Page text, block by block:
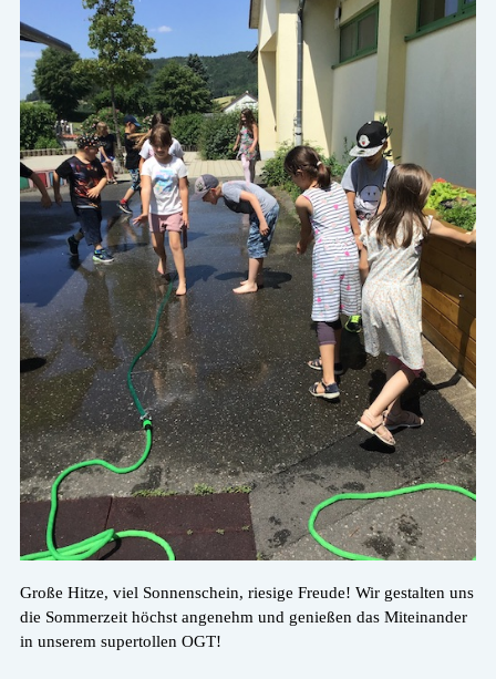
Große Hitze, viel Sonnenschein, riesige Freude! Wir gestalten uns
die Sommerzeit höchst angenehm und genießen das Miteinander
in unserem supertollen OGT!